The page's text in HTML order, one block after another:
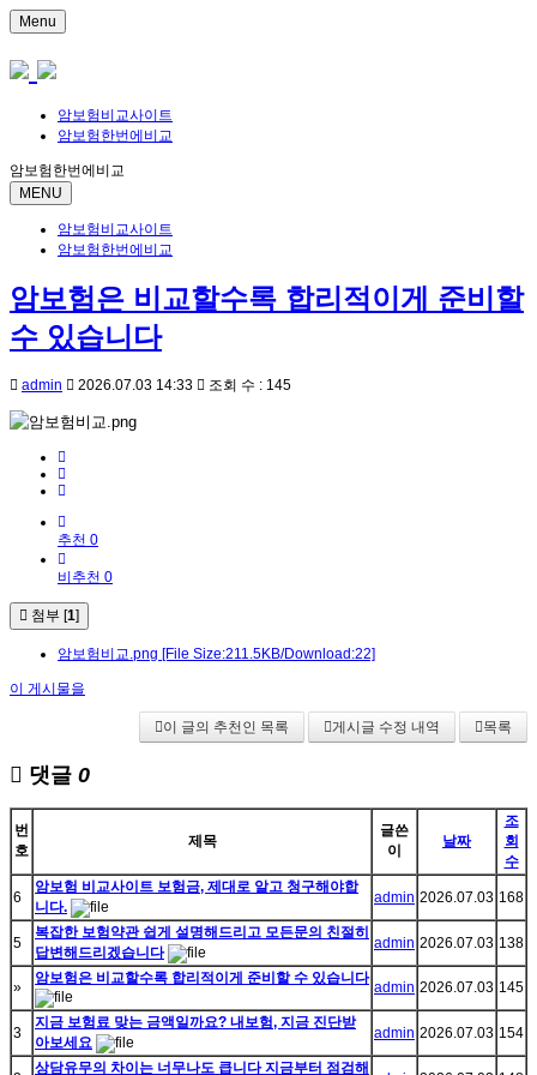
Menu
암보험비교사이트
암보험한번에비교
암보험한번에비교
MENU
암보험비교사이트
암보험한번에비교
암보험은 비교할수록 합리적이게 준비할
수 있습니다
admin 2026.07.03 14:33 조회 수 : 145
추천 0
비추천 0
첨부 [1]
암보험비교.png [File Size:211.5KB/Download:22]
이 게시물을
이 글의 추천인 목록 게시글 수정 내역 목록
댓글 0
번
호
제목
글쓴
이
날짜
조
회
수
6
암보험 비교사이트 보험금, 제대로 알고 청구해야합
니다.
admin 2026.07.03 168
5
복잡한 보험약관 쉽게 설명해드리고 모든문의 친절히
답변해드리겠습니다
admin 2026.07.03 138
»
암보험은 비교할수록 합리적이게 준비할 수 있습니다
admin 2026.07.03 145
3
지금 보험료 맞는 금액일까요? 내보험, 지금 진단받
아보세요
admin 2026.07.03 154
상담유무의 차이는 너무나도 큽니다 지금부터 점검해